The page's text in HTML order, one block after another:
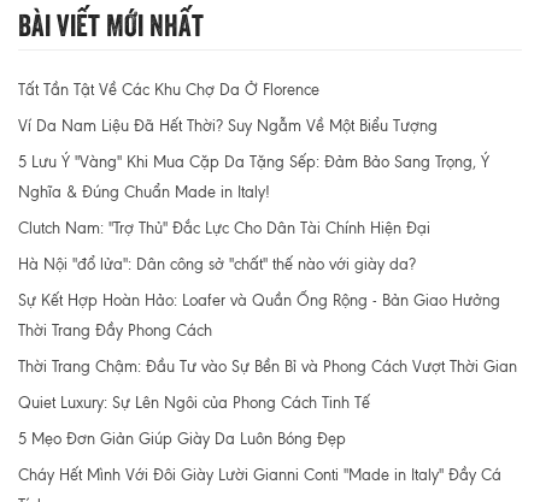
Bài Viết Mới Nhất
Tất Tần Tật Về Các Khu Chợ Da Ở Florence
Ví Da Nam Liệu Đã Hết Thời? Suy Ngẫm Về Một Biểu Tượng
5 Lưu Ý "Vàng" Khi Mua Cặp Da Tặng Sếp: Đảm Bảo Sang Trọng, Ý
Nghĩa & Đúng Chuẩn Made in Italy!
Clutch Nam: "Trợ Thủ" Đắc Lực Cho Dân Tài Chính Hiện Đại
Hà Nội "đổ lửa": Dân công sở "chất" thế nào với giày da?
Sự Kết Hợp Hoàn Hảo: Loafer và Quần Ống Rộng - Bản Giao Hưởng
Thời Trang Đầy Phong Cách
Thời Trang Chậm: Đầu Tư vào Sự Bền Bỉ và Phong Cách Vượt Thời Gian
Quiet Luxury: Sự Lên Ngôi của Phong Cách Tinh Tế
5 Mẹo Đơn Giản Giúp Giày Da Luôn Bóng Đẹp
Cháy Hết Mình Với Đôi Giày Lười Gianni Conti "Made in Italy" Đầy Cá